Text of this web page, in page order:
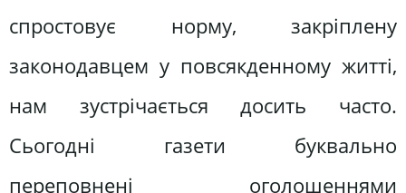
спростовує норму, закріплену
законодавцем у повсякденному житті,
нам зустрічається досить часто.
Сьогодні газети буквально
переповнені оголошеннями